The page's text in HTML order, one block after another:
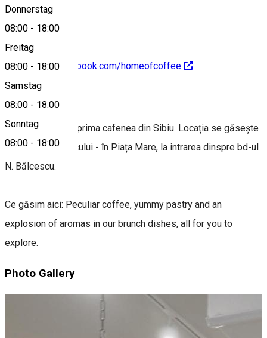
Donnerstag
08:00 - 18:00
Freitag
08:00 - 18:00
Samstag
08:00 - 18:00
Sonntag
08:00 - 18:00
https://www.facebook.com/homeofcoffee
About
Meron a deschis prima cafenea din Sibiu. Locația se găsește
chiar în inima orașului - în Piața Mare, la intrarea dinspre bd-ul
N. Bălcescu.
Ce găsim aici: Peculiar coffee, yummy pastry and an
explosion of aromas in our brunch dishes, all for you to
explore.
Photo Gallery